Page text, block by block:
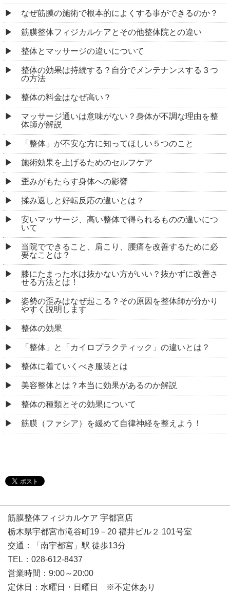
なぜ筋膜の施術で根本的によくする事ができるのか？
筋膜整体フィジカルケアとその他整体院との違い
整体とマッサージの違いについて
整体の効果は持続する？自分でメンテナンスする３つ
の方法
整体の料金はなぜ高い？
マッサージ通いは意味がない？身体が不調な理由を整
体師が解説
「整体」が不安な方に知ってほしい５つのこと
施術効果を上げるためのセルフケア
歪みがもたらす身体への影響
揉み返しと好転反応の違いとは？
安いマッサージ、高い整体で得られるものの違いにつ
いて
当院でできること、肩こり、腰痛を改善するために必
要なことは？
膝にたまった水は抜かない方がいい？抜かずに改善さ
せる方法とは！
姿勢の歪みはなぜ起こる？その原因を整体師が分かり
やすく説明します
整体の効果
「整体」と「カイロプラクティック」の違いとは？
整体に着ていくべき服装とは
美容整体とは？本当に効果があるのか解説
整体の種類とその効果について
筋膜（ファシア）を緩めて自律神経を整えよう！
筋膜整体フィジカルケア 宇都宮店
栃木県宇都宮市滝谷町19－20 福井ビル２ 101号室
交通：「南宇都宮」駅 徒歩13分
TEL：028-612-8437
営業時間：9:00～20:00
定休日：水曜日・日曜日 ※不定休あり